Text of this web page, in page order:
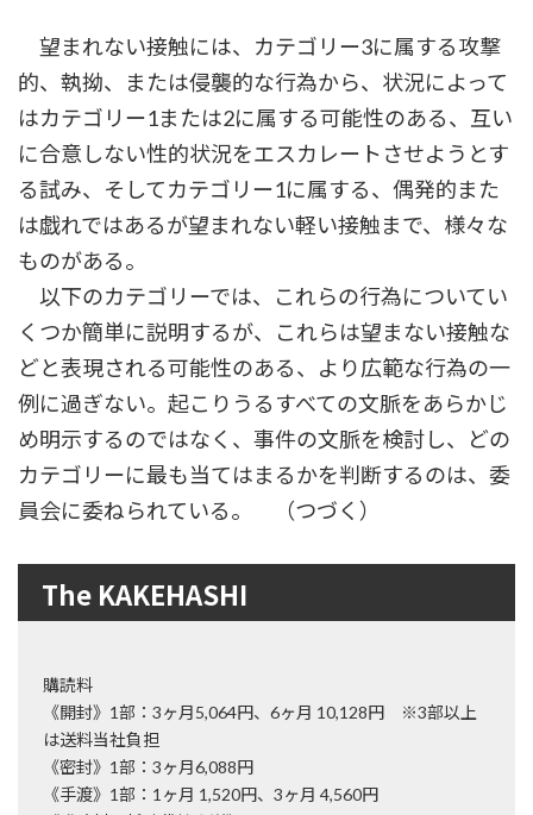
望まれない接触には、カテゴリー3に属する攻撃
的、執拗、または侵襲的な行為から、状況によって
はカテゴリー1または2に属する可能性のある、互い
に合意しない性的状況をエスカレートさせようとす
る試み、そしてカテゴリー1に属する、偶発的また
は戯れではあるが望まれない軽い接触まで、様々な
ものがある。
以下のカテゴリーでは、これらの行為についてい
くつか簡単に説明するが、これらは望まない接触な
どと表現される可能性のある、より広範な行為の一
例に過ぎない。起こりうるすべての文脈をあらかじ
め明示するのではなく、事件の文脈を検討し、どの
カテゴリーに最も当てはまるかを判断するのは、委
員会に委ねられている。 （つづく）
The KAKEHASHI
購読料
《開封》1部：3ヶ月5,064円、6ヶ月 10,128円 ※3部以上
は送料当社負担
《密封》1部：3ヶ月6,088円
《手渡》1部：1ヶ月 1,520円、3ヶ月 4,560円